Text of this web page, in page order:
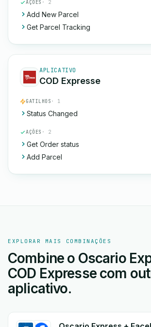
AÇÕES · 2
Add New Parcel
Get Parcel Tracking
APLICATIVO
COD Expresse
GATILHOS · 1
Status Changed
AÇÕES · 2
Get Order status
Add Parcel
EXPLORAR MAIS COMBINAÇÕES
Combine o Oscario
COD Expresse com
aplicativo.